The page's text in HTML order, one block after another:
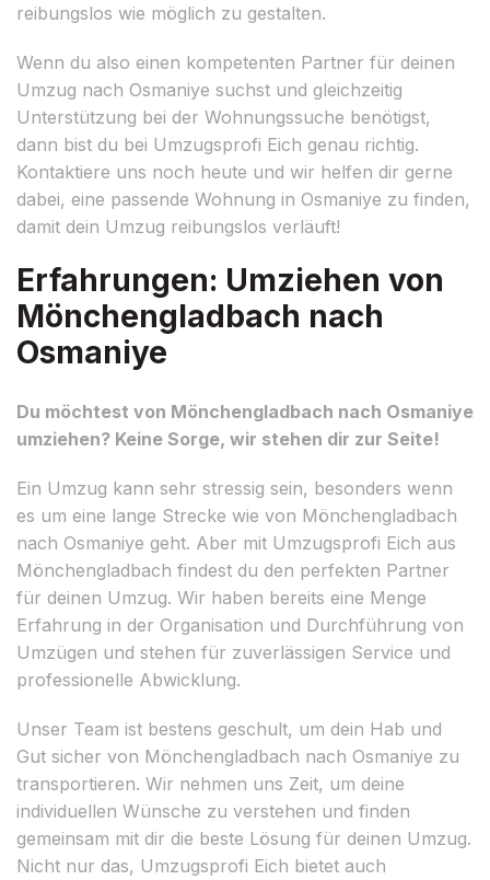
reibungslos wie möglich zu gestalten.
Wenn du also einen kompetenten Partner für deinen
Umzug nach Osmaniye suchst und gleichzeitig
Unterstützung bei der Wohnungssuche benötigst,
dann bist du bei Umzugsprofi Eich genau richtig.
Kontaktiere uns noch heute und wir helfen dir gerne
dabei, eine passende Wohnung in Osmaniye zu finden,
damit dein Umzug reibungslos verläuft!
Erfahrungen: Umziehen von
Mönchengladbach nach
Osmaniye
Du möchtest von Mönchengladbach nach Osmaniye
umziehen? Keine Sorge, wir stehen dir zur Seite!
Ein Umzug kann sehr stressig sein, besonders wenn
es um eine lange Strecke wie von Mönchengladbach
nach Osmaniye geht. Aber mit Umzugsprofi Eich aus
Mönchengladbach findest du den perfekten Partner
für deinen Umzug. Wir haben bereits eine Menge
Erfahrung in der Organisation und Durchführung von
Umzügen und stehen für zuverlässigen Service und
professionelle Abwicklung.
Unser Team ist bestens geschult, um dein Hab und
Gut sicher von Mönchengladbach nach Osmaniye zu
transportieren. Wir nehmen uns Zeit, um deine
individuellen Wünsche zu verstehen und finden
gemeinsam mit dir die beste Lösung für deinen Umzug.
Nicht nur das, Umzugsprofi Eich bietet auch